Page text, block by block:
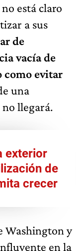
está claro
a sus
de
vacía de
como evitar
una
llegará.
exterior
de
crecer
Washington y
en la